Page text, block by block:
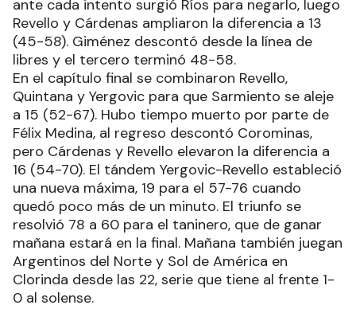
ante cada intento surgió Ríos para negarlo, luego
Revello y Cárdenas ampliaron la diferencia a 13
(45-58). Giménez descontó desde la línea de
libres y el tercero terminó 48-58.
En el capítulo final se combinaron Revello,
Quintana y Yergovic para que Sarmiento se aleje
a 15 (52-67). Hubo tiempo muerto por parte de
Félix Medina, al regreso descontó Corominas,
pero Cárdenas y Revello elevaron la diferencia a
16 (54-70). El tándem Yergovic-Revello estableció
una nueva máxima, 19 para el 57-76 cuando
quedó poco más de un minuto. El triunfo se
resolvió 78 a 60 para el taninero, que de ganar
mañana estará en la final. Mañana también juegan
Argentinos del Norte y Sol de América en
Clorinda desde las 22, serie que tiene al frente 1-
0 al solense.